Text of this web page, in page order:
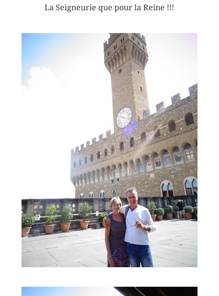
La Seigneurie que pour la Reine !!!